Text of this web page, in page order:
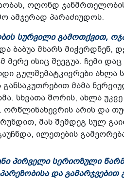
ოღონდ
ამჯერად პარაძიუდოს.
სურვილი გამოთქვით,
ბაბუა მხარს მიჭერდნენ,
მერე ისიც შეეგუა. ჩემი
გულშემატკივრები ახლა
განსაკუთრებით მამა
სხვათა შორის, ახლა უკვე
ორწლინახევრის არის და
მას შემდეგ სულ
ილეთების
პირველი სერიოზული
და გამარჯვებით